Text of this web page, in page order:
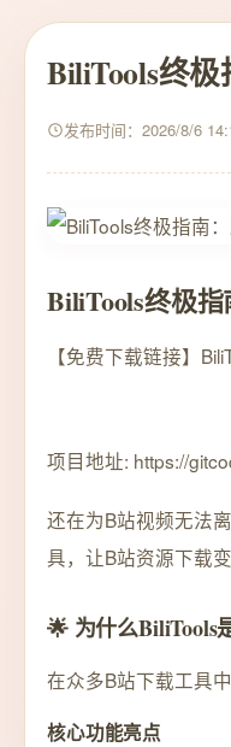
BiliTools终
发布时间：2026/8/6
BiliTools终极
【免费下载链接】
项目地址: https://
还在为B站视频无法
具，让B站资源下载
🌟 为什么BiliTools
在众多B站下载工具
核心功能亮点